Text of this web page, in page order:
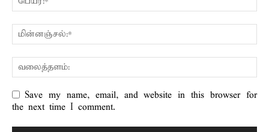
Save my name, email, and website in this browser for
the next time I comment.